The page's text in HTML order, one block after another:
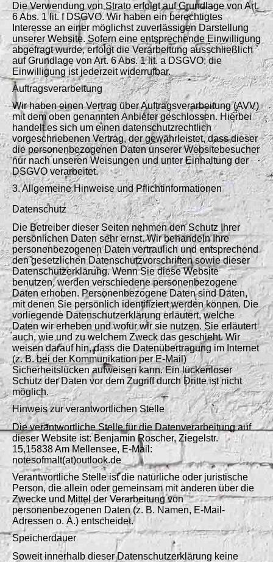
Die Verwendung von Strato erfolgt auf Grundlage von Art.
6 Abs. 1 lit. f DSGVO. Wir haben ein berechtigtes
Interesse an einer möglichst zuverlässigen Darstellung
unserer Website. Sofern eine entsprechende Einwilligung
abgefragt wurde, erfolgt die Verarbeitung ausschließlich
auf Grundlage von Art. 6 Abs. 1 lit. a DSGVO; die
Einwilligung ist jederzeit widerrufbar.
Auftragsverarbeitung
Wir haben einen Vertrag über Auftragsverarbeitung (AVV)
mit dem oben genannten Anbieter geschlossen. Hierbei
handelt es sich um einen datenschutzrechtlich
vorgeschriebenen Vertrag, der gewährleistet, dass dieser
die personenbezogenen Daten unserer Websitebesucher
nur nach unseren Weisungen und unter Einhaltung der
DSGVO verarbeitet.
3. Allgemeine Hinweise und Pflichtinformationen
Datenschutz
Die Betreiber dieser Seiten nehmen den Schutz Ihrer
persönlichen Daten sehr ernst. Wir behandeln Ihre
personenbezogenen Daten vertraulich und entsprechend
den gesetzlichen Datenschutzvorschriften sowie dieser
Datenschutzerklärung. Wenn Sie diese Website
benutzen, werden verschiedene personenbezogene
Daten erhoben. Personenbezogene Daten sind Daten,
mit denen Sie persönlich identifiziert werden können. Die
vorliegende Datenschutzerklärung erläutert, welche
Daten wir erheben und wofür wir sie nutzen. Sie erläutert
auch, wie und zu welchem Zweck das geschieht. Wir
weisen darauf hin, dass die Datenübertragung im Internet
(z. B. bei der Kommunikation per E-Mail)
Sicherheitslücken aufweisen kann. Ein lückenloser
Schutz der Daten vor dem Zugriff durch Dritte ist nicht
möglich.
Hinweis zur verantwortlichen Stelle
Die verantwortliche Stelle für die Datenverarbeitung auf
dieser Website ist: Benjamin Roscher, Ziegelstr.
15,15838 Am Mellensee, E-Mail:
notesofmalt(at)outlook.de
Verantwortliche Stelle ist die natürliche oder juristische
Person, die allein oder gemeinsam mit anderen über die
Zwecke und Mittel der Verarbeitung von
personenbezogenen Daten (z. B. Namen, E-Mail-
Adressen o. Ä.) entscheidet.
Speicherdauer
Soweit innerhalb dieser Datenschutzerklärung keine